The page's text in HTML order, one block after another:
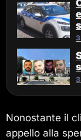
Nonostante il
appello alla